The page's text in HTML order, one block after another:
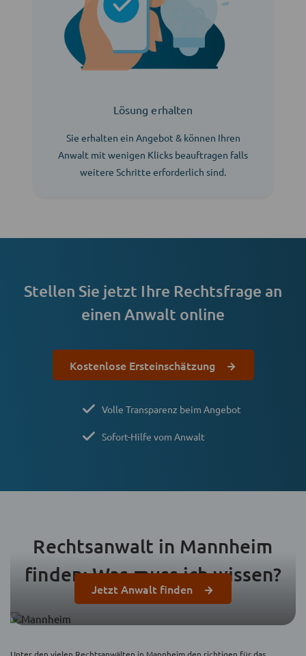
Lösung erhalten
Sie erhalten ein Angebot & können Ihren
Anwalt mit wenigen Klicks beauftragen falls
weitere Schritte erforderlich sind.
Stellen Sie jetzt Ihre Rechtsfrage an
einen Anwalt online
Kostenlose Ersteinschätzung
Volle Transparenz beim Angebot
Sofort-Hilfe vom Anwalt
Rechtsanwalt in Mannheim
finden: Was muss ich wissen?
Unter den vielen Rechtsanwälten in Mannheim den richtigen für das
Jetzt Anwalt finden